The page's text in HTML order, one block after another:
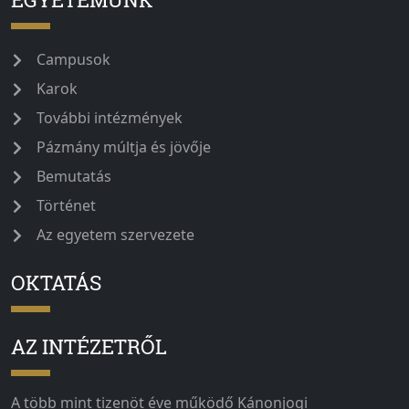
Campusok
Karok
További intézmények
Pázmány múltja és jövője
Bemutatás
Történet
Az egyetem szervezete
OKTATÁS
AZ INTÉZETRŐL
A több mint tizenöt éve működő Kánonjogi